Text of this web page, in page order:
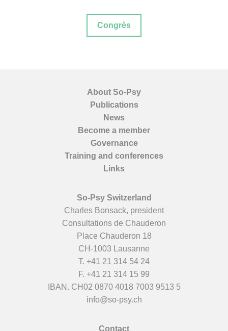
Congrès
About So-Psy
Publications
News
Become a member
Governance
Training and conferences
Links
So-Psy Switzerland
Charles Bonsack, president
Consultations de Chauderon
Place Chauderon 18
CH-1003 Lausanne
T. +41 21 314 54 24
F. +41 21 314 15 99
IBAN. CH02 0870 4018 7003 9513 5
info@so-psy.ch
Contact